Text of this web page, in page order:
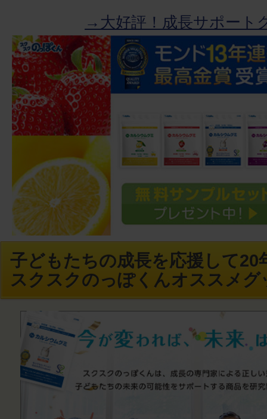
→大好評！成長サポート
子どもたちの成長を応援して20
スクスクのっぽくんオススメグ